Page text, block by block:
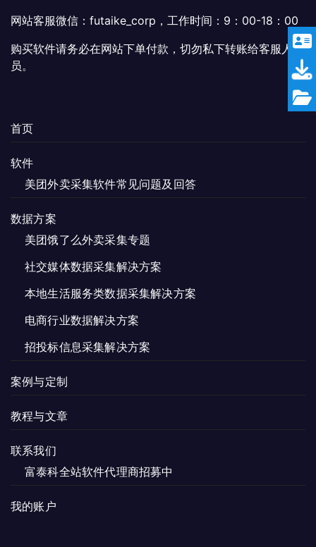
网站客服微信：futaike_corp，工作时间：9：00-18：00
购买软件请务必在网站下单付款，切勿私下转账给客服人
员。
首页
软件
美团外卖采集软件常见问题及回答
数据方案
美团饿了么外卖采集专题
社交媒体数据采集解决方案
本地生活服务类数据采集解决方案
电商行业数据解决方案
招投标信息采集解决方案
案例与定制
教程与文章
联系我们
富泰科全站软件代理商招募中
我的账户